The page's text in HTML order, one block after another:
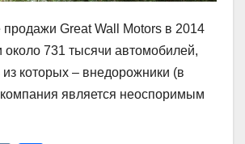
Great Wall Motors в 2014
около 731 тысячи автомобилей,
которых – внедорожники (в
является неоспоримым